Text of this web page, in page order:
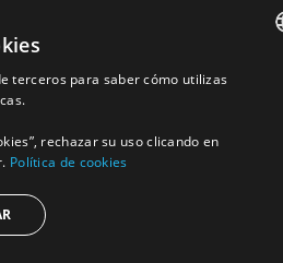
de
MÁS INFORMACIÓN
terceros para saber cómo utilizas
rechazar su uso clicando en
Política de cookies